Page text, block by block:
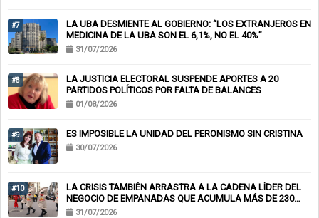
#7
LA UBA DESMIENTE AL GOBIERNO: “LOS EXTRANJEROS EN
MEDICINA DE LA UBA SON EL 6,1%, NO EL 40%”
31/07/2026
#8
LA JUSTICIA ELECTORAL SUSPENDE APORTES A 20
PARTIDOS POLÍTICOS POR FALTA DE BALANCES
01/08/2026
#9 ES IMPOSIBLE LA UNIDAD DEL PERONISMO SIN CRISTINA
30/07/2026
#10
LA CRISIS TAMBIÉN ARRASTRA A LA CADENA LÍDER DEL
NEGOCIO DE EMPANADAS QUE ACUMULA MÁS DE 230
CHEQUES RECHAZADOS Y PONE EN RIESGO CIENTOS DE
31/07/2026